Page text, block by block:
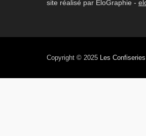
site réalisé par EloGraphie -
Copyright © 2025 Les